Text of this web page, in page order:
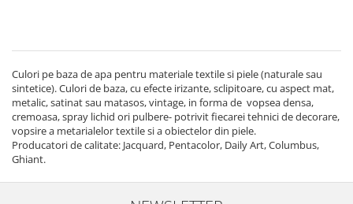
Culori pe baza de apa pentru materiale textile si piele (naturale sau
sintetice). Culori de baza, cu efecte irizante, sclipitoare, cu aspect mat,
metalic, satinat sau matasos, vintage, in forma de vopsea densa,
cremoasa, spray lichid ori pulbere- potrivit fiecarei tehnici de decorare,
vopsire a metarialelor textile si a obiectelor din piele.
Producatori de calitate: Jacquard, Pentacolor, Daily Art, Columbus,
Ghiant.